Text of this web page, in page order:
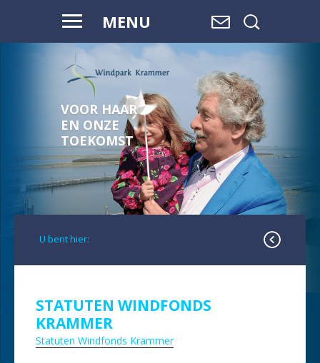
MENU
VOOR HAAR
EN ONZE
TOEKOMST
U bent hier:
STATUTEN WINDFONDS
KRAMMER
Statuten Windfonds Krammer